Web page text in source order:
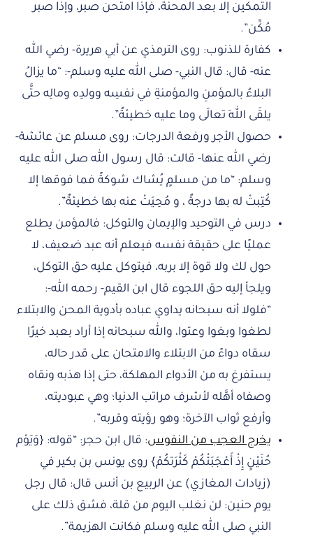
التمكين إلا بعد المحنة، فإذا امتحن صبر، وإذا صبر
مُكِّن”.
كفارة للذنوب: روى الترمذي عن أبي هريرة- رضي الله
عنه- قال: قال النبي- صلى الله عليه وسلم-: “ما يزالُ
البلاءُ بالمؤمنِ والمؤمنةِ في نفسِه وولدِه ومالِه حتَّى
يلقَى اللهَ تعالَى وما عليه خطيئةٌ”.
حصول الأجر ورفعة الدرجات: روى مسلم عن عائشة-
رضي الله عنها- قالت: قال رسول الله صلى الله عليه
وسلم: “ما من مسلمٍ يُشاك شوكةً فما فوقها إلا
كُتِبتْ له بها درجةٌ ، و مُحِيَتْ عنه بها خطيئةٌ”.
درس في التوحيد والإيمان والتوكل: فالمؤمن يطلع
عمليًا على حقيقة نفسه فيعلم أنه عبد ضعيف، لا
حول لك ولا قوة إلا بربه، فيتوكل عليه حق التوكل،
ويلجأ إليه حق اللجوء قال ابن القيم- رحمه الله-:
“فلولا أنه سبحانه يداوي عباده بأدوية المحن والابتلاء
لطغوا وبغوا وعتوا، والله سبحانه إذا أراد بعبد خيرًا
سقاه دواءً من الابتلاء والامتحان على قدر حاله،
يستفرغ به من الأدواء المهلكة، حتى إذا هذبه ونقاه
وصفاه أهَّله لأشرف مراتب الدنيا؛ وهي عبوديته،
وأرفع ثواب الآخرة؛ وهو رؤيته وقربه”.
يخرج العجب من النفوس: قال ابن حجر: “قوله: {وَيَوْم
حُنَيْنٍ إِذْ أَعْجَبَتْكُمْ كَثْرَتكُمْ} روى يونس بن بكير في
(زيادات المغازي) عن الربيع بن أنس قال: قال رجل
يوم حنين: لن نغلب اليوم من قلة، فشق ذلك على
النبي صلى الله عليه وسلم فكانت الهزيمة”.